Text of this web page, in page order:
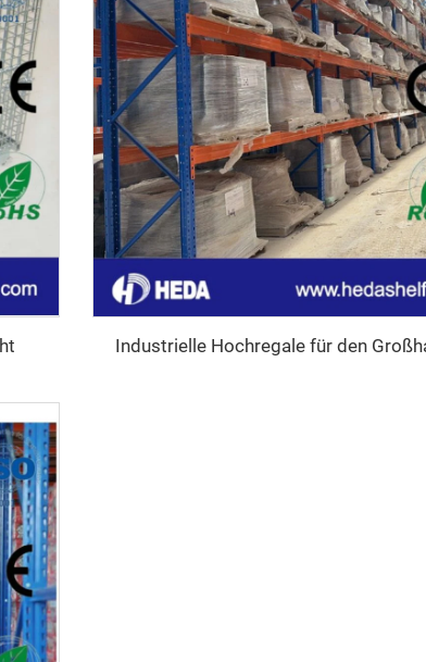
Industrielle Hochregale für den